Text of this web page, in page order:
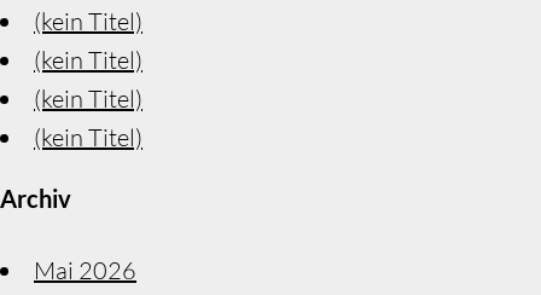
(kein Titel)
(kein Titel)
(kein Titel)
(kein Titel)
Archiv
Mai 2026